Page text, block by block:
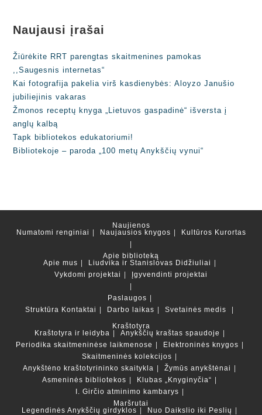
Naujausi įrašai
Žiūrėkite RRT parengtas skaitmenines pamokas
,,Saugesnis internetas“
Kai fotografija pakelia virš kasdienybės: Aloyzo Janušio
jubiliejinis vakaras
Žmonos receptų knyga „Lietuvos gaspadinė“ išversta į
anglų kalbą
Tapk bibliotekos edukatoriumi!
Bibliotekoje – paroda „100 metų Anykščių vynui“
Naujienos
Numatomi renginiai
Naujausios knygos Kultūros Kurortas
Apie biblioteką
Apie mus
Liudvika ir Stanislovas Didžiuliai
Vykdomi projektai
Įgyvendinti projektai
Paslaugos
Struktūra Kontaktai Darbo laikas
Svetainės medis
Kraštotyra
Kraštotyra ir leidyba
Anykščių kraštas spaudoje
Periodika skaitmeninėse laikmenose
Elektroninės knygos
Skaitmeninės kolekcijos
Anykštėno kraštotyrininko skaitykla
Žymūs anykštėnai
Asmeninės bibliotekos
Klubas „Knyginyčia“
I. Girčio atminimo kambarys
Maršrutai
Legendinės Anykščių girdyklos
Nuo Daikslio iki Peslių